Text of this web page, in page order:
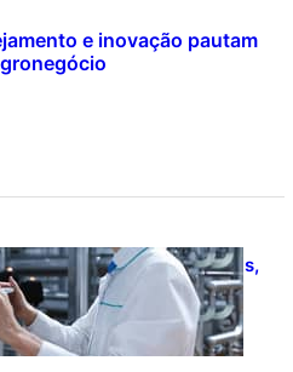
e inovação pautam
investe em máquinas novas,
tecnológica avança